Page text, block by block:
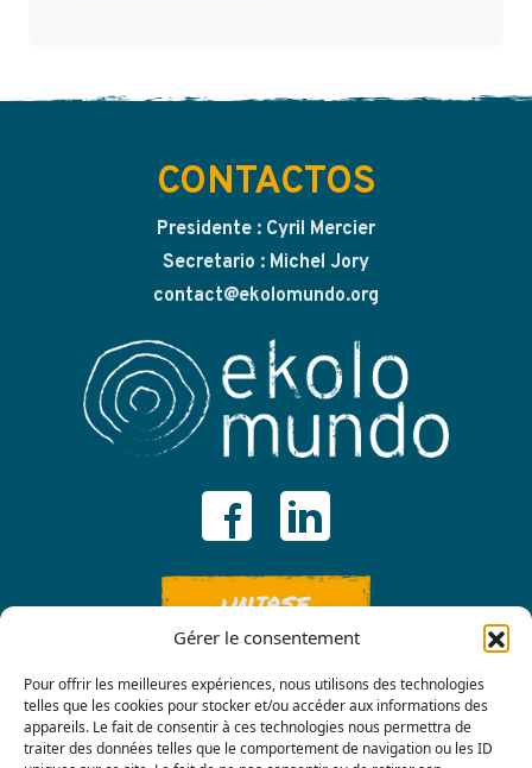
Gérer le consentement
Pour offrir les meilleures expériences, nous utilisons des technologies
telles que les cookies pour stocker et/ou accéder aux informations des
appareils. Le fait de consentir à ces technologies nous permettra de
traiter des données telles que le comportement de navigation ou les ID
CONTACTOS
Presidente : Cyril Mercier
Secretario : Michel Jory
contact@ekolomundo.org
UNIRSE